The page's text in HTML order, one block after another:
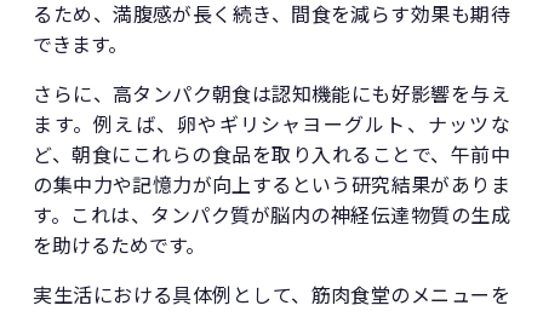
るため、満腹感が長く続き、間食を減らす効果も期待
できます。
さらに、高タンパク朝食は認知機能にも好影響を与え
ます。例えば、卵やギリシャヨーグルト、ナッツな
ど、朝食にこれらの食品を取り入れることで、午前中
の集中力や記憶力が向上するという研究結果がありま
す。これは、タンパク質が脳内の神経伝達物質の生成
を助けるためです。
実生活における具体例として、筋肉食堂のメニューを